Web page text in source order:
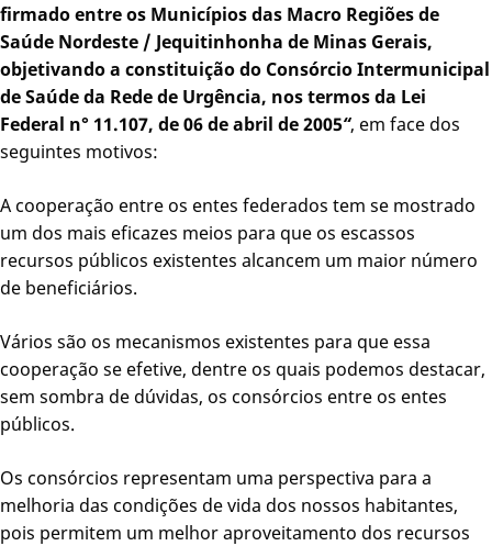
firmado entre os Municípios das Macro Regiões de
Saúde Nordeste / Jequitinhonha de Minas Gerais,
objetivando a constituição do Consórcio Intermunicipal
de Saúde da Rede de Urgência, nos termos da Lei
Federal n° 11.107, de 06 de abril de 2005“, em face dos
seguintes motivos:
A cooperação entre os entes federados tem se mostrado
um dos mais eficazes meios para que os escassos
recursos públicos existentes alcancem um maior número
de beneficiários.
Vários são os mecanismos existentes para que essa
cooperação se efetive, dentre os quais podemos destacar,
sem sombra de dúvidas, os consórcios entre os entes
públicos.
Os consórcios representam uma perspectiva para a
melhoria das condições de vida dos nossos habitantes,
pois permitem um melhor aproveitamento dos recursos